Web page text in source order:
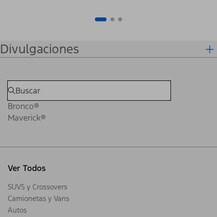
Divulgaciones
Bronco®
Maverick®
Ver Todos
SUVS y Crossovers
Camionetas y Vans
Autos